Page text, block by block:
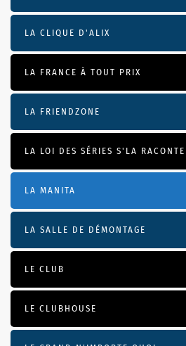
LA CLIQUE D'ALIX
LA FRANCE À TOUT PRIX
LA FRIENDZONE
LA LOI DES SÉRIES S'LA RACONTE
LA MANITA
LA SALLE DE DÉMONTAGE
LE CLUB
LE CLUBHOUSE